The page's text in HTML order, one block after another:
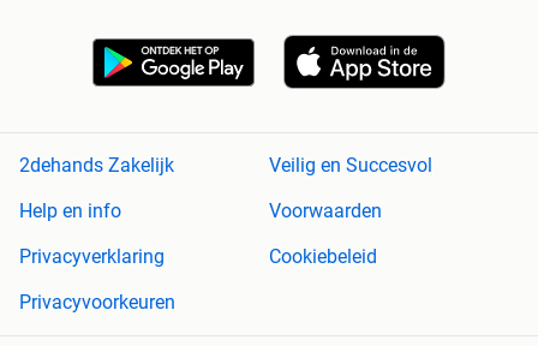
2dehands Zakelijk
Veilig en Succesvol
Help en info
Voorwaarden
Privacyverklaring
Cookiebeleid
Privacyvoorkeuren